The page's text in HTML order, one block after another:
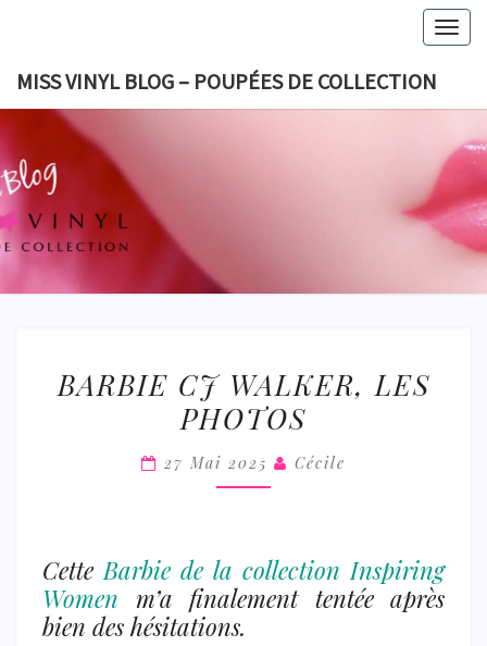
content
MISS VINYL BLOG – POUPÉES DE COLLECTION
MISS
BLOG
CJ
WALKER,
PHOTOS
BARBIE CJ WALKER, LES
PHOTOS
27 Mai 2025 Cécile
CetteBarbie de la collection Inspiring
Women m’a finalement tentée après
bien des hésitations.